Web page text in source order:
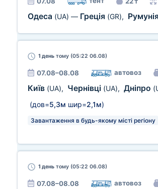
Одеса (UA) — Греція (GR), Румунія
1 день тому (05:22 06.08)
07.08–08.08 автовоз
Київ (UA), Чернівці (UA), Дніпро
(дов=5,3м шир=2,1м)
Завантаження в будь-якому місті регіону
1 день тому (05:22 06.08)
07.08–08.08 автовоз